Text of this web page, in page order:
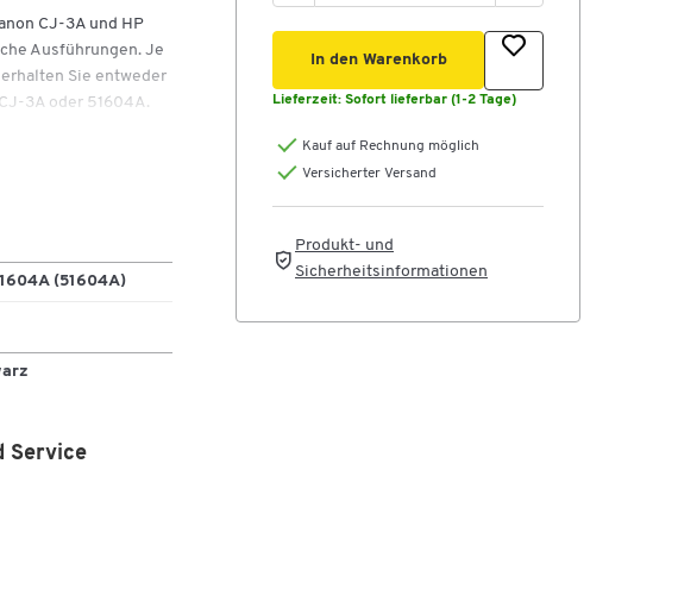
CJ-3A und HP
Ausführungen. Je
Sie entweder
3A oder 51604A.
Druck
D, BP-26LTS, BP-
DTS, BP-1211 D,
LTS, BP-5220 D,
(51604A)
Service
In den Warenkorb
Lieferzeit: Sofort lieferbar (1-2 Tage)
Kauf auf Rechnung möglich
Versicherter Versand
Produkt- und
Sicherheitsinformationen